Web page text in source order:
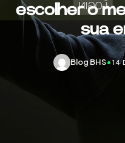
escolher o
sua
Blog BHS• 14